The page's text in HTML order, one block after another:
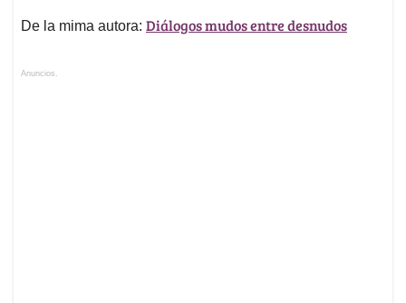
De la mima autora: Diálogos mudos entre desnudos
Anuncios.